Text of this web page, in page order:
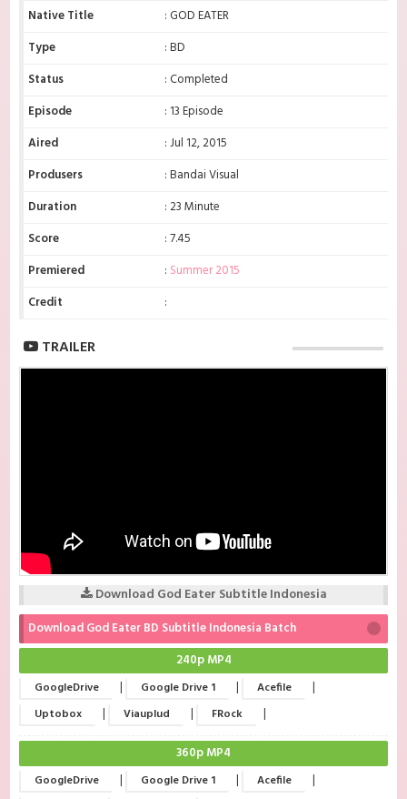
Native Title
: GOD EATER
Type
: BD
Status
: Completed
Episode
: 13 Episode
Aired
: Jul 12, 2015
Produsers
: Bandai Visual
Duration
: 23 Minute
Score
: 7.45
Premiered
: Summer 2015
Credit
:
TRAILER
Download God Eater Subtitle Indonesia
Download God Eater BD Subtitle Indonesia Batch
240p MP4
GoogleDrive | Google Drive 1 | Acefile |
Uptobox | Viauplud | FRock |
360p MP4
GoogleDrive | Google Drive 1 | Acefile |